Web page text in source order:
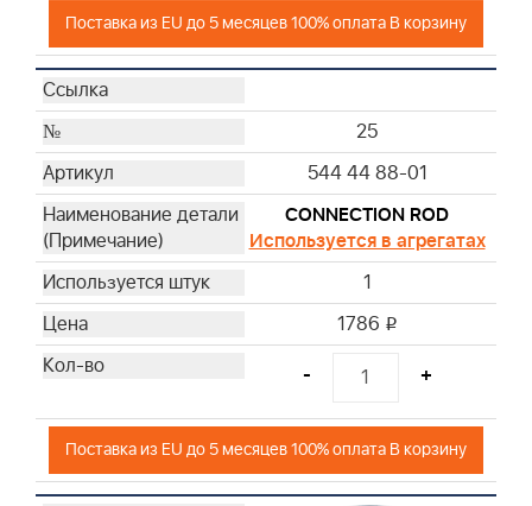
Поставка из EU до 5 месяцев 100% оплата В корзину
25
544 44 88-01
CONNECTION ROD
Используется в агрегатах
1
1786 i
- +
Поставка из EU до 5 месяцев 100% оплата В корзину